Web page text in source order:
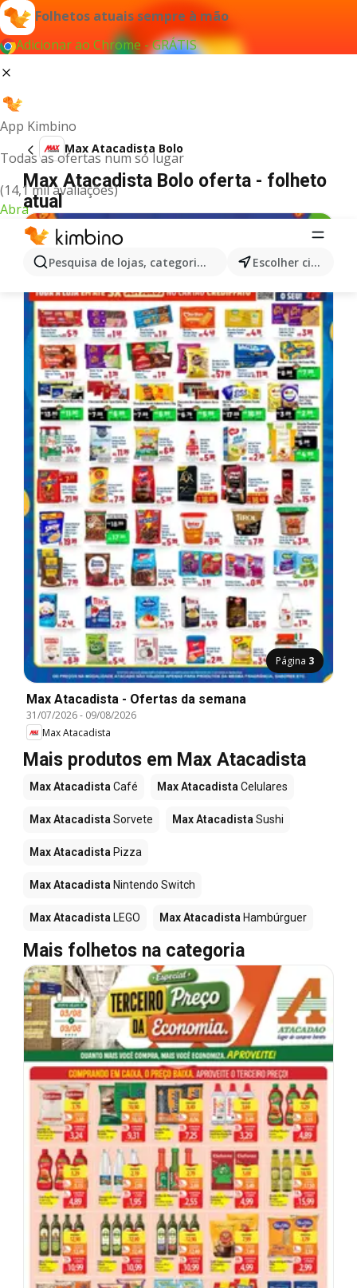
Folhetos atuais sempre à mão
Adicionar ao Chrome - GRÁTIS
App Kimbino
Todas as ofertas num só lugar
(14,1 mil avaliações)
Abra
Pesquisa de lojas, categorias,produtos... Escolher cidade
Max Atacadista Bolo
Max Atacadista Bolo oferta - folheto
atual
Página 3
Max Atacadista - Ofertas da semana
31/07/2026- 09/08/2026
Max Atacadista
Mais produtos em Max Atacadista
Max AtacadistaCafé Max AtacadistaCelulares
Max AtacadistaSorvete Max AtacadistaSushi
Max Atacadista Pizza
Max Atacadista Nintendo Switch
Max Atacadista LEGO Max Atacadista Hambúrguer
Mais folhetos na categoria